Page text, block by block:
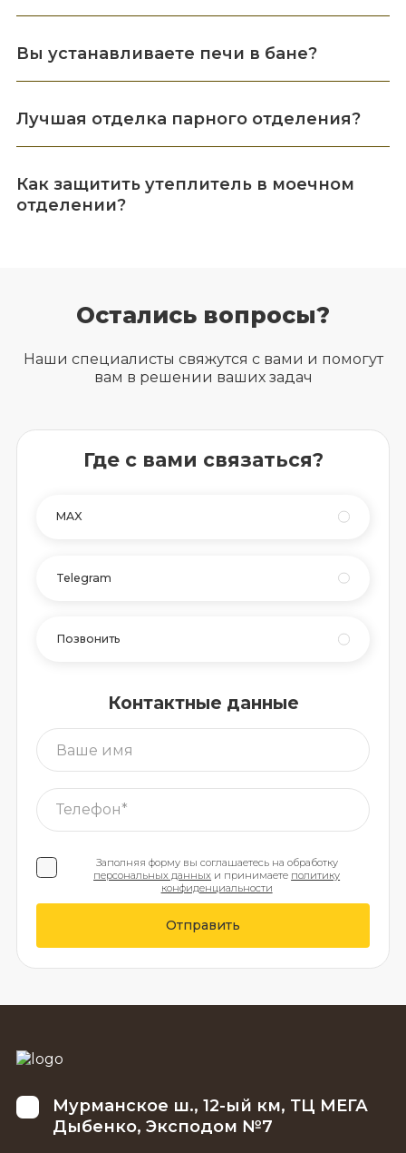
Вы устанавливаете печи в бане?
Лучшая отделка парного отделения?
Как защитить утеплитель в моечном
отделении?
Остались вопросы?
Наши специалисты свяжутся с вами и помогут
вам в решении ваших задач
Где с вами связаться?
MAX
Telegram
Позвонить
Контактные данные
Заполняя форму вы соглашаетесь на обработку
персональных данных и принимаете политику
конфиденциальности
Отправить
Мурманское ш., 12-ый км, ТЦ МЕГА
Дыбенко, Эксподом №7